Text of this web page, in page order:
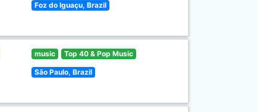
Foz do Iguaçu, Brazil
music Top 40 & Pop Music
São Paulo, Brazil